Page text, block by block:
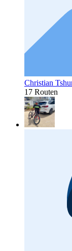
Christian
17 Routen